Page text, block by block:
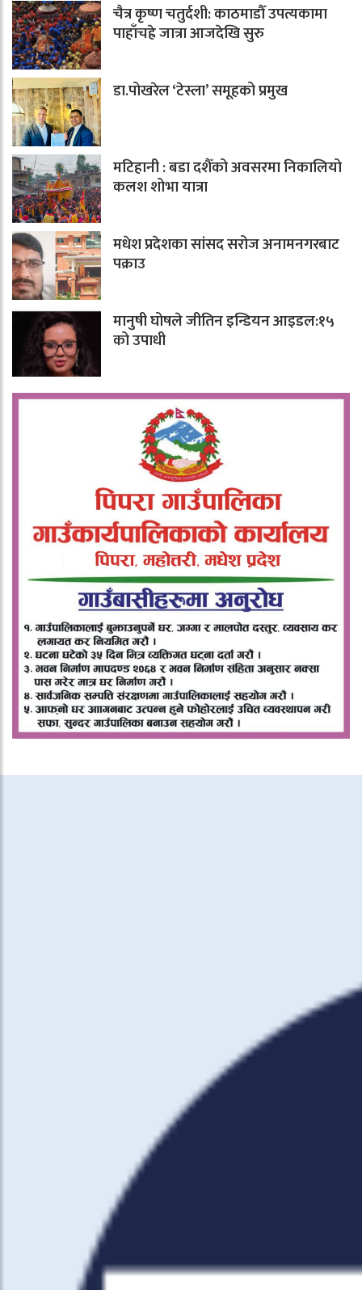
चैत्र कृष्ण चतुर्दशी: काठमाडौँ उपत्यकामा
पाहाँचह्रे जात्रा आजदेखि सुरु
डा.पोखरेल ‘टेस्ला’ समूहको प्रमुख
मटिहानी : बडा दशैँको अवसरमा निकालियो
कलश शोभा यात्रा
मधेश प्रदेशका सांसद सरोज अनामनगरबाट
पक्राउ
मानुषी घोषले जीतिन इन्डियन आइडल:१५
को उपाधी